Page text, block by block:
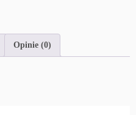
Opinie (0)